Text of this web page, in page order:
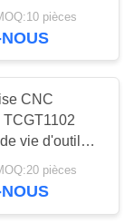
au carbone
pièces
CNC
vie d'outil
pièces